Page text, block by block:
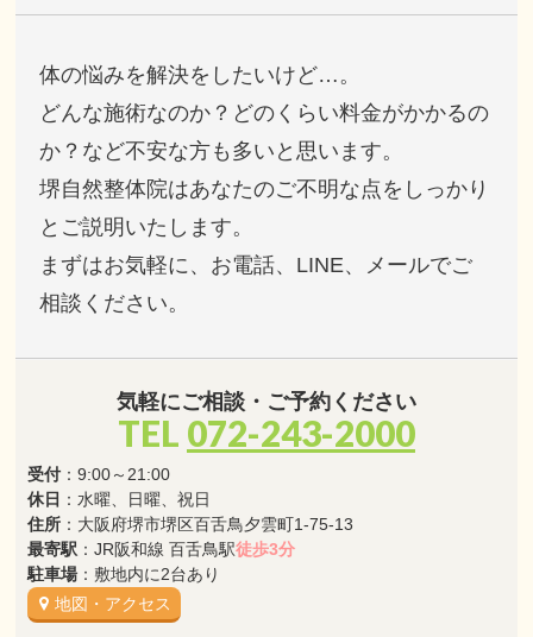
体の悩みを解決をしたいけど…。
どんな施術なのか？どのくらい料金がかかるの
か？など不安な方も多いと思います。
堺自然整体院はあなたのご不明な点をしっかり
とご説明いたします。
まずはお気軽に、お電話、LINE、メールでご
相談ください。
気軽にご相談・ご予約ください
TEL 072-243-2000
受付 ：9:00～21:00
休日 ：水曜、日曜、祝日
住所 ：大阪府堺市堺区百舌鳥夕雲町1-75-13
最寄駅 ：JR阪和線 百舌鳥駅徒歩3分
駐車場 ：敷地内に2台あり
地図・アクセス